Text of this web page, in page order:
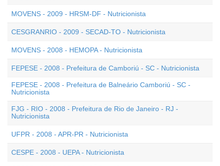
MOVENS - 2009 - HRSM-DF - Nutricionista
CESGRANRIO - 2009 - SECAD-TO - Nutricionista
MOVENS - 2008 - HEMOPA - Nutricionista
FEPESE - 2008 - Prefeitura de Camboriú - SC - Nutricionista
FEPESE - 2008 - Prefeitura de Balneário Camboriú - SC -
Nutricionista
FJG - RIO - 2008 - Prefeitura de Rio de Janeiro - RJ -
Nutricionista
UFPR - 2008 - APR-PR - Nutricionista
CESPE - 2008 - UEPA - Nutricionista